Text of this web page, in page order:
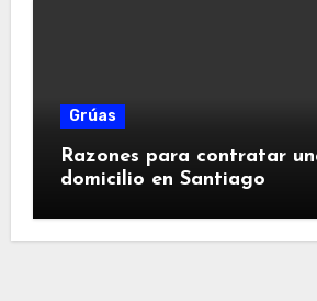
Grúas
Razones para contratar
domicilio en Santiago